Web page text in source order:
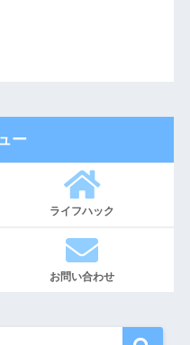
ー
ライフハック
お問い合わせ